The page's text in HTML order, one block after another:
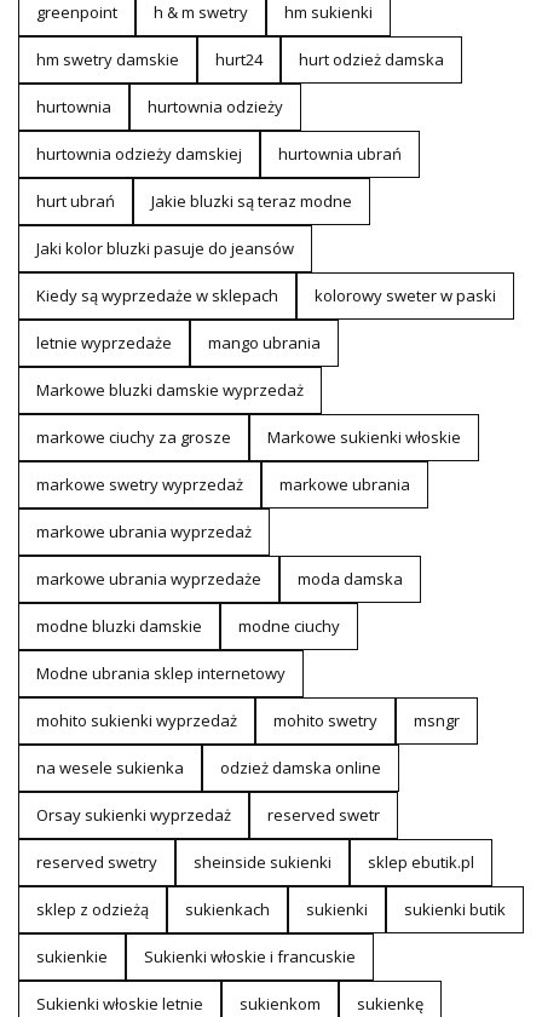
greenpoint h & m swetry hm sukienki
hm swetry damskie hurt24 hurt odzież damska
hurtownia hurtownia odzieży
hurtownia odzieży damskiej hurtownia ubrań
hurt ubrań Jakie bluzki są teraz modne
Jaki kolor bluzki pasuje do jeansów
Kiedy są wyprzedaże w sklepach kolorowy sweter w paski
letnie wyprzedaże mango ubrania
Markowe bluzki damskie wyprzedaż
markowe ciuchy za grosze Markowe sukienki włoskie
markowe swetry wyprzedaż markowe ubrania
markowe ubrania wyprzedaż
markowe ubrania wyprzedaże moda damska
modne bluzki damskie modne ciuchy
Modne ubrania sklep internetowy
mohito sukienki wyprzedaż mohito swetry msngr
na wesele sukienka odzież damska online
Orsay sukienki wyprzedaż reserved swetr
reserved swetry sheinside sukienki sklep ebutik.pl
sklep z odzieżą sukienkach sukienki sukienki butik
sukienkie Sukienki włoskie i francuskie
Sukienki włoskie letnie sukienkom sukienkę